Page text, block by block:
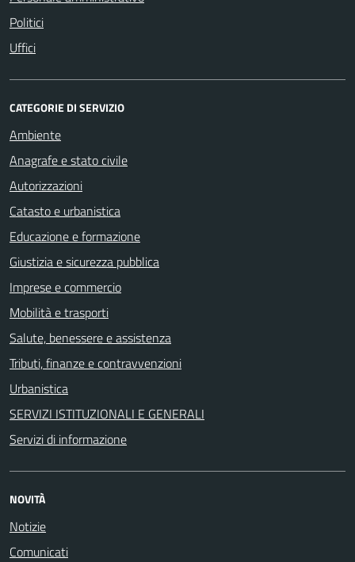
Politici
Uffici
CATEGORIE DI SERVIZIO
Ambiente
Anagrafe e stato civile
Autorizzazioni
Catasto e urbanistica
Educazione e formazione
Giustizia e sicurezza pubblica
Imprese e commercio
Mobilità e trasporti
Salute, benessere e assistenza
Tributi, finanze e contravvenzioni
Urbanistica
SERVIZI ISTITUZIONALI E GENERALI
Servizi di informazione
NOVITÀ
Notizie
Comunicati